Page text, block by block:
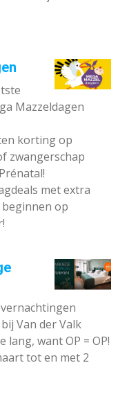
Mazzeldagen
korting op
zwangerschap
met extra
op
Van der Valk
lang, want OP = OP!
tot en met 2